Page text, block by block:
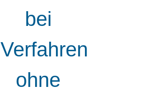
bei
Verfahren
ohne